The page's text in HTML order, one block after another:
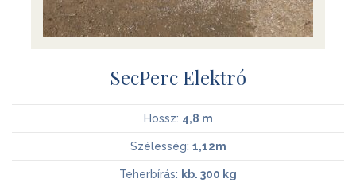
SecPerc Elektró
Hossz: 4,8 m
Szélesség: 1,12m
Teherbírás: kb. 300 kg